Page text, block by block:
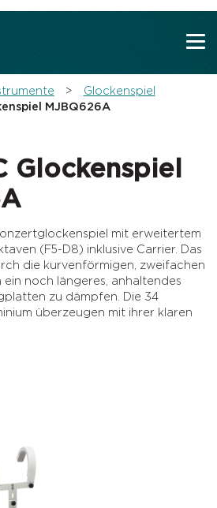
nicht mehr anzeigen
Glockenspiel
MJBQ626A
Glockenspiel
mit erweitertem
(F5-D8) inklusive Carrier. Das
die kurvenförmigen, zweifachen
noch längeres, anhaltendes
zu dämpfen. Die 34
überzeugen mit ihrer klaren